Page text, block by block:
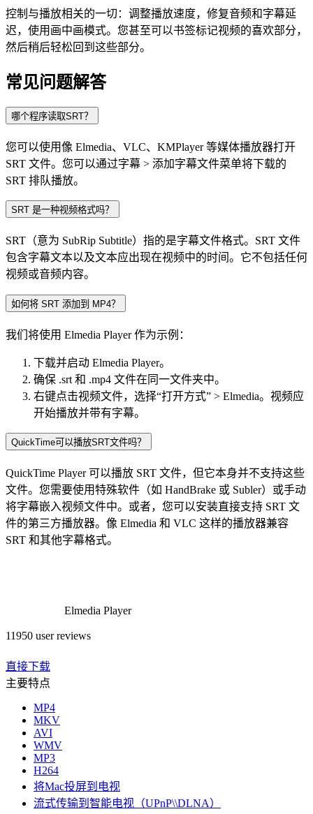
控制与播放相关的一切：调整播放速度，修复音频和字幕延
迟，使用画中画模式。您甚至可以书签标记视频的喜欢部分，
然后稍后轻松回到这些部分。
常见问题解答
哪个程序读取SRT？
您可以使用像 Elmedia、VLC、KMPlayer 等媒体播放器打开
SRT 文件。您可以通过字幕 > 添加字幕文件菜单将下载的
SRT 排队播放。
SRT 是一种视频格式吗？
SRT（意为 SubRip Subtitle）指的是字幕文件格式。SRT 文件
包含字幕文本以及文本应出现在视频中的时间。它不包括任何
视频或音频内容。
如何将 SRT 添加到 MP4？
我们将使用 Elmedia Player 作为示例：
下载并启动 Elmedia Player。
确保 .srt 和 .mp4 文件在同一文件夹中。
右键点击视频文件，选择“打开方式” > Elmedia。视频应
开始播放并带有字幕。
QuickTime可以播放SRT文件吗？
QuickTime Player 可以播放 SRT 文件，但它本身并不支持这些
文件。您需要使用特殊软件（如 HandBrake 或 Subler）或手动
将字幕嵌入视频文件中。或者，您可以安装直接支持 SRT 文
件的第三方播放器。像 Elmedia 和 VLC 这样的播放器兼容
SRT 和其他字幕格式。
Elmedia Player
11950 user reviews
直接下载
主要特点
MP4
MKV
AVI
WMV
MP3
H264
将Mac投屏到电视
流式传输到智能电视（UPnP\\DLNA）